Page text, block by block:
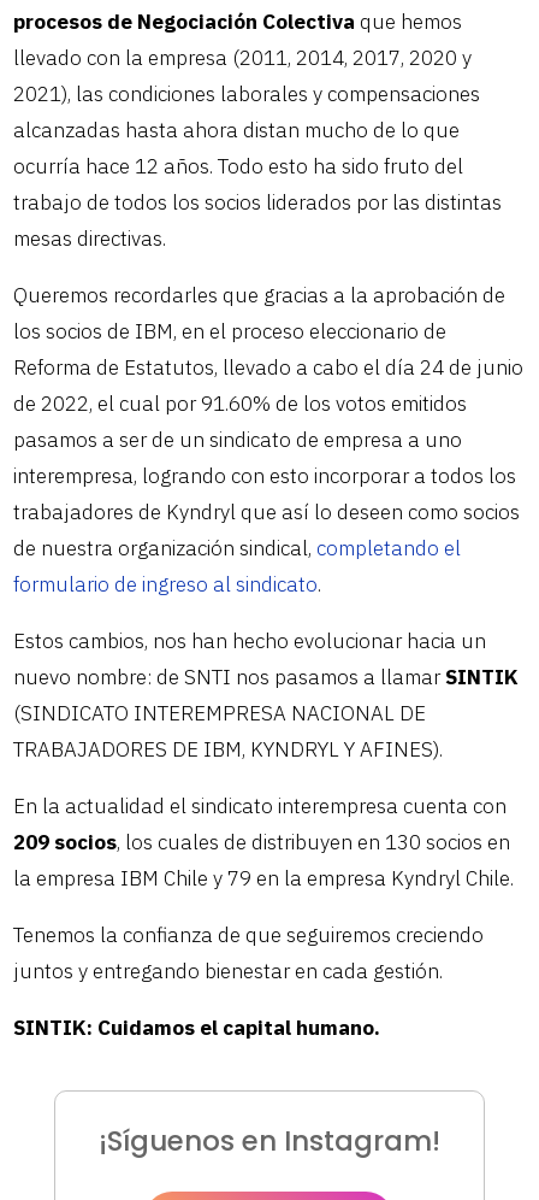
procesos de Negociación Colectiva que hemos
llevado con la empresa (2011, 2014, 2017, 2020 y
2021), las condiciones laborales y compensaciones
alcanzadas hasta ahora distan mucho de lo que
ocurría hace 12 años. Todo esto ha sido fruto del
trabajo de todos los socios liderados por las distintas
mesas directivas.
Queremos recordarles que gracias a la aprobación de
los socios de IBM, en el proceso eleccionario de
Reforma de Estatutos, llevado a cabo el día 24 de junio
de 2022, el cual por 91.60% de los votos emitidos
pasamos a ser de un sindicato de empresa a uno
interempresa, logrando con esto incorporar a todos los
trabajadores de Kyndryl que así lo deseen como socios
de nuestra organización sindical, completando el
formulario de ingreso al sindicato.
Estos cambios, nos han hecho evolucionar hacia un
nuevo nombre: de SNTI nos pasamos a llamarSINTIK
(SINDICATO INTEREMPRESA NACIONAL DE
TRABAJADORES DE IBM, KYNDRYL Y AFINES).
En la actualidad el sindicato interempresa cuenta con
209 socios, los cuales de distribuyen en 130 socios en
la empresa IBM Chile y 79 en la empresa Kyndryl Chile.
Tenemos la confianza de que seguiremos creciendo
juntos y entregando bienestar en cada gestión.
SINTIK: Cuidamos el capital humano.
¡Síguenos en Instagram!